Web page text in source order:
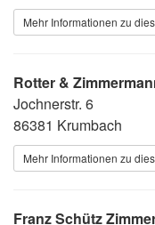
Mehr Informationen zu
Rotter &
Jochnerstr. 6
86381 Krumbach
Mehr Informationen zu
Franz Schütz